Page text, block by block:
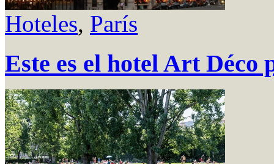
Hoteles, París
Este es el hotel Art Déco